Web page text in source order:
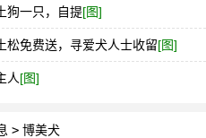
狗一只，自提[图]
松免费送，寻爱犬人士收留[图]
人[图]
> 博美犬